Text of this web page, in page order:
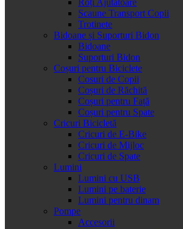
Scaune Transport Copii
Trotinete
Bidoane și Suporturi Bidon
Bidoane
Suporturi Bidon
Coșuri pentru Biciclete
Cosuri de Copii
Coșuri de Răchită
Coșuri pentru Față
Coșuri pentru Spate
Cricuri Bicicletă
Cricuri de E-Bike
Cricuri de Mijloc
Cricuri de Spate
Lumini
Lumini cu USB
Lumini pe baterie
Lumini pentru dinam
Pompe
Accesorii